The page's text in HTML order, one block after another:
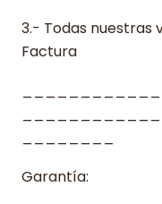
3.- Todas nuestras
Factura
Garantía: